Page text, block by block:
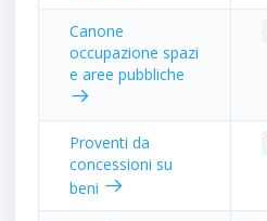
Canone
occupazione spazi
e aree pubbliche
Proventi da
concessioni su
beni